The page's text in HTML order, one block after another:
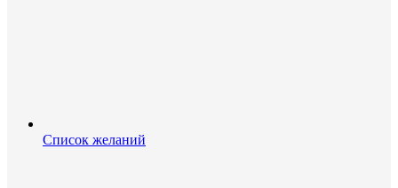
Список желаний